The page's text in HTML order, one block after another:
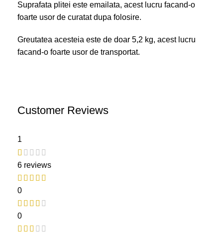
Suprafata plitei este emailata, acest lucru facand-o
foarte usor de curatat dupa folosire.
Greutatea acesteia este de doar 5,2 kg, acest lucru
facand-o foarte usor de transportat.
Customer Reviews
1
6 reviews
0
0